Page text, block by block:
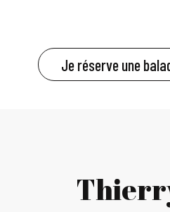
Je réserve une